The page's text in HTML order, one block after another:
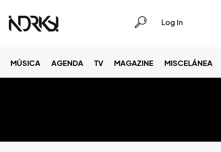
Log In
MÚSICA AGENDA TV MAGAZINE MISCELÁNEA